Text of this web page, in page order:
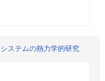
ステムの熱力学的研究